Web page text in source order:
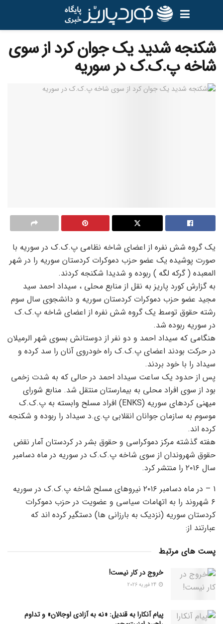
شکنجه شدید یک جوان کرد از سوی
شاخه پ.ک.ک در سوریه
یک گروه شش نفره از اعضای شاخه نظامی پ.ک.ک در سوریه با
صورت پوشیده یک عضو حزب دموکرات کردستان سوریه را در شهر
المعبده ( گرکه لگه ) ربوده و شدیدا شکنجه کردند.
به گزارش کورد پاریز به نقل از منابع محلی ، سیداد احمد سید
مجید عضو حزب دموکرات کردستان سوریه و دانشجوی سال سوم
رشته حقوق توسط یک گروه شش نفره از اعضای شاخه پ.ک.ک
در سوریه ربوده شد.
هنگامی که سیداد احمد و دو نفر از دوستانش بسوی شهر الرمیلان
در حرکت بودند اعضای پ.ک.ک راه خودروی آنان را سد کرده و
سیداد را با خود بردند.
پس از حدود یک ساعت سیداد احمد در حالی که به شدت زخمی
بود از سوی افراد محلی به بیمارستان منتقل شد. منابع شورای
میهنی کردهای سوریه (ENKS) افراد مسلح وابسته به پ.ک.ک
موسوم به سازمان جوانان انقلابی پ.ی.د سیداد را ربوده و شکنجه
کرده اند.
هفته گذشته مرکز دموکراسی و حقوق بشر در کردستان آمار نقض
حقوق شهروندان از سوی شاخه پ.ک.ک در سوریه در ماه دسامبر
سال ۲۰۱۶ را منتشر کرد.
۱ – در ماه دسامبر ۲۰۱۶ نیروهای مسلح شاخه پ.ک.ک در سوریه
۶ شهروند را به اتهامات سیاسی و عضویت در حزب دموکرات
کردستان سوریه (نزدیک به بارزانی ها) دستگیر کرده اند که
عبارتند از:
پست های مرتبط
خروج در کار نیست!
پیام آنکارا به قندیل: «نه به آزادی اوجالان» و تداوم